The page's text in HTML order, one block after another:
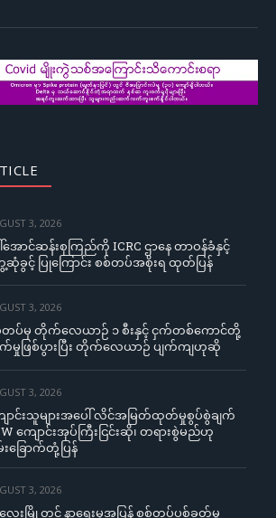
3, 2026
အောင်ဆန်းစုကြည်ကို ICRC ဌာနေ တာဝန်ခံနှင့်
ခွင့် ပြုကြောင်း စစ်တပ်အစိုးရ ထုတ်ပြန်
3, 2026
တပ်မှ တိုက်လေယာဉ် ၁ စီးနှင့် ငှက်တစ်ကောင်တို့
မှုဖြစ်ပွားပြီး တိုက်လေယာဉ် ပျက်ကျဟုဆို
3, 2026
ာင်းသူများအပေါ် လိင်အမြတ်ထုတ်မှုစွပ်စွဲချက်
ကျောင်းအုပ်ကြီးငြင်းဆို၊ တရားစွဲမည်ဟု
းခြောက်တုံ့ပြန်
3, 2026
းမြို့တွင် နာရေးမှအပြန် စစ်တပ်ပစ်ခတ်မှု